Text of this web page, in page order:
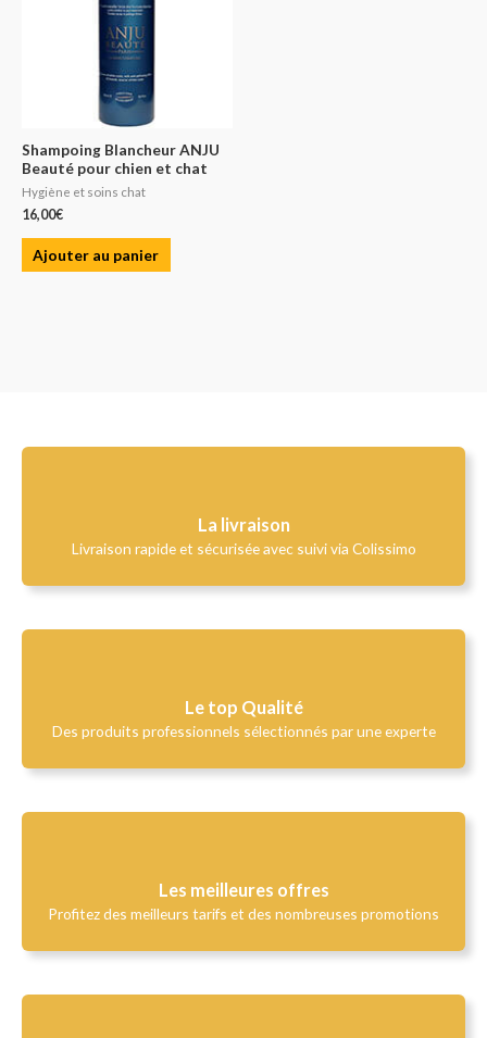
Shampoing Blancheur ANJU
Beauté pour chien et chat
Hygiène et soins chat
16,00€
Ajouter au panier
La livraison
Livraison rapide et sécurisée avec suivi via Colissimo
Le top Qualité​
Des produits professionnels sélectionnés par une experte
Les meilleures offres
Profitez des meilleurs tarifs et des nombreuses promotions